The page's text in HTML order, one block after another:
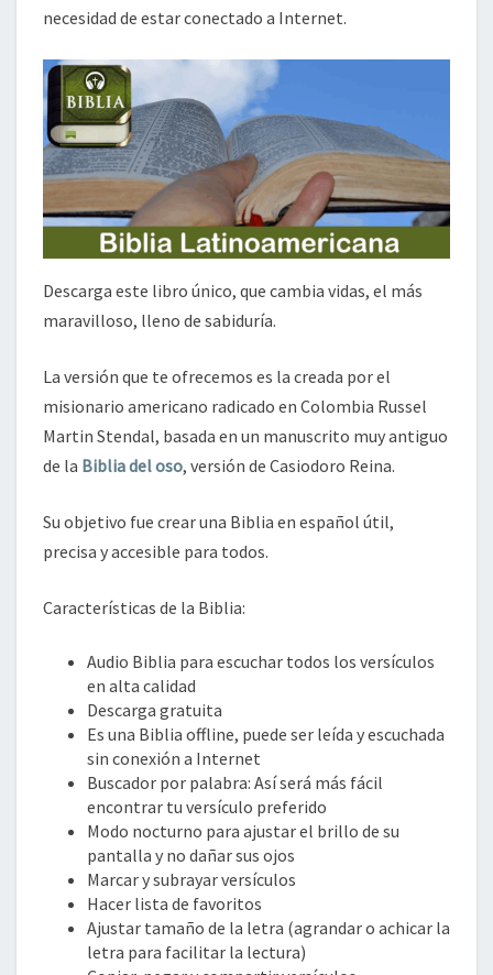
necesidad de estar conectado a Internet.
Descarga este libro único, que cambia vidas, el más
maravilloso, lleno de sabiduría.
La versión que te ofrecemos es la creada por el
misionario americano radicado en Colombia Russel
Martin Stendal, basada en un manuscrito muy antiguo
de la Biblia del oso, versión de Casiodoro Reina.
Su objetivo fue crear una Biblia en español útil,
precisa y accesible para todos.
Características de la Biblia:
Audio Biblia para escuchar todos los versículos
en alta calidad
Descarga gratuita
Es una Biblia offline, puede ser leída y escuchada
sin conexión a Internet
Buscador por palabra: Así será más fácil
encontrar tu versículo preferido
Modo nocturno para ajustar el brillo de su
pantalla y no dañar sus ojos
Marcar y subrayar versículos
Hacer lista de favoritos
Ajustar tamaño de la letra (agrandar o achicar la
letra para facilitar la lectura)